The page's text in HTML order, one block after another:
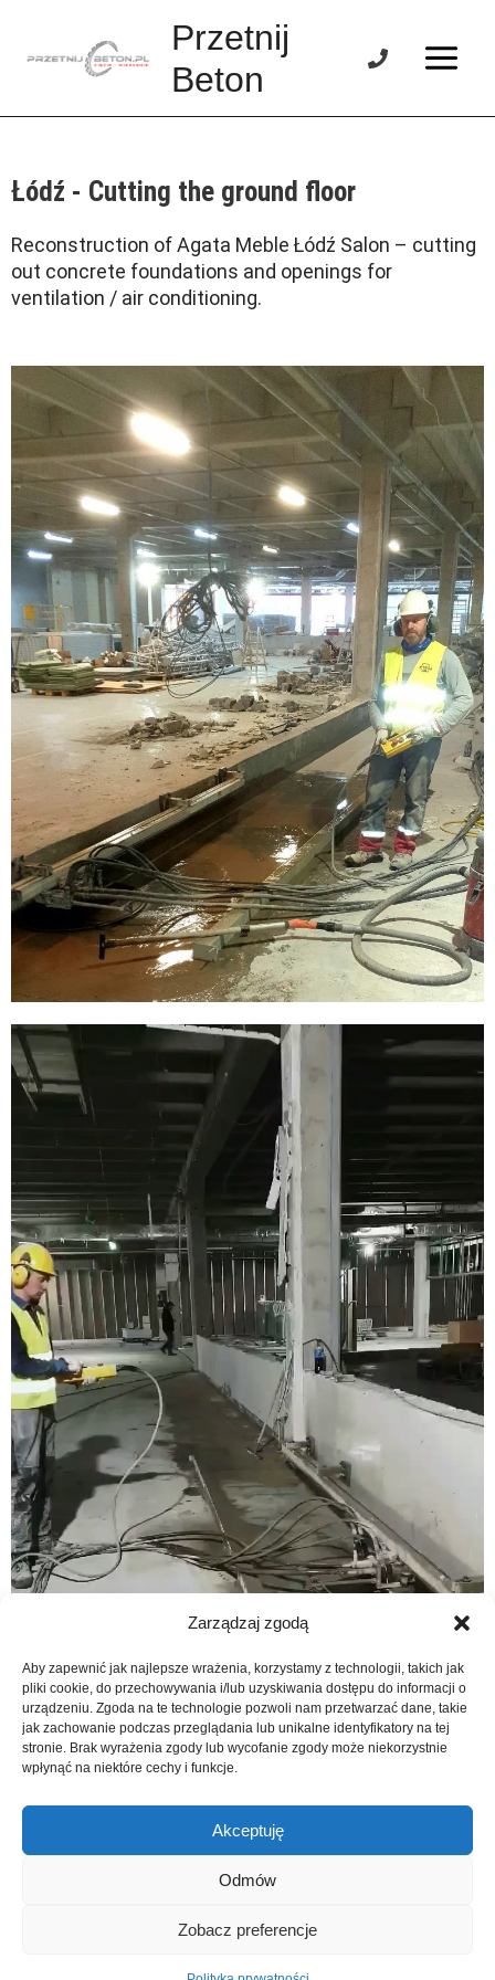
Zarządzaj zgodą
Aby zapewnić jak najlepsze wrażenia, korzystamy z technologii, takich jak
pliki cookie, do przechowywania i/lub uzyskiwania dostępu do informacji o
urządzeniu. Zgoda na te technologie pozwoli nam przetwarzać dane, takie
jak zachowanie podczas przeglądania lub unikalne identyfikatory na tej
stronie. Brak wyrażenia zgody lub wycofanie zgody może niekorzystnie
wpłynąć na niektóre cechy i funkcje.
Akceptuję
Odmów
Zobacz preferencje
content
Przetnij
Beton
Menu
Łódź - Cutting the ground floor
Reconstruction of Agata Meble Łódź Salon – cutting
out concrete foundations and openings for
ventilation / air conditioning.